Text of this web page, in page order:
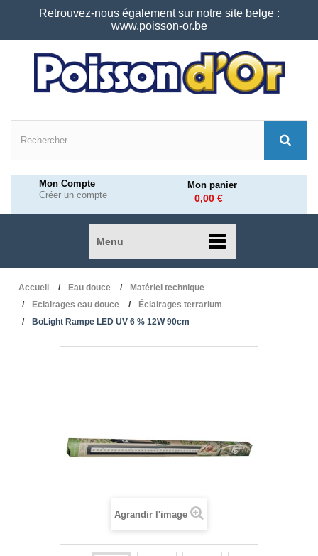
Retrouvez-nous également sur notre site belge :
www.poisson-or.be
Mon Compte
Créer un compte
Mon panier
0,00 €
Menu
Accueil Eau douce
Matériel technique
Eclairages eau douce
Éclairages terrarium
BoLight Rampe LED UV 6 % 12W 90cm
Agrandir l'image